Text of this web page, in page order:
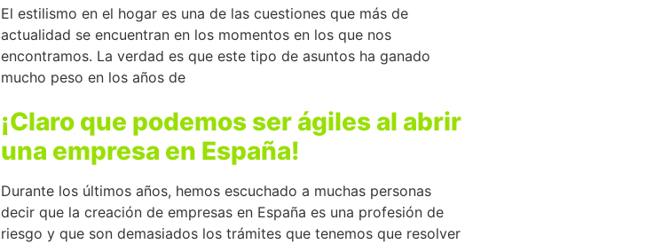
El estilismo en el hogar es una de las cuestiones que más de
actualidad se encuentran en los momentos en los que nos
encontramos. La verdad es que este tipo de asuntos ha ganado
mucho peso en los años de
¡Claro que podemos ser ágiles al abrir
una empresa en España!
Durante los últimos años, hemos escuchado a muchas personas
decir que la creación de empresas en España es una profesión de
riesgo y que son demasiados los trámites que tenemos que resolver